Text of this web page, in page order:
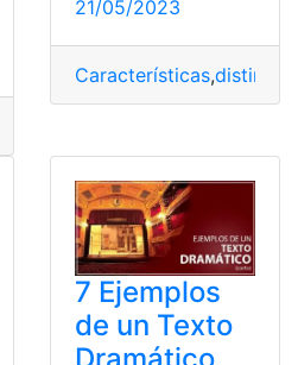
cortos
21/05/2023
Características,distinguir
7 Ejemplos
de un Texto
Dramático